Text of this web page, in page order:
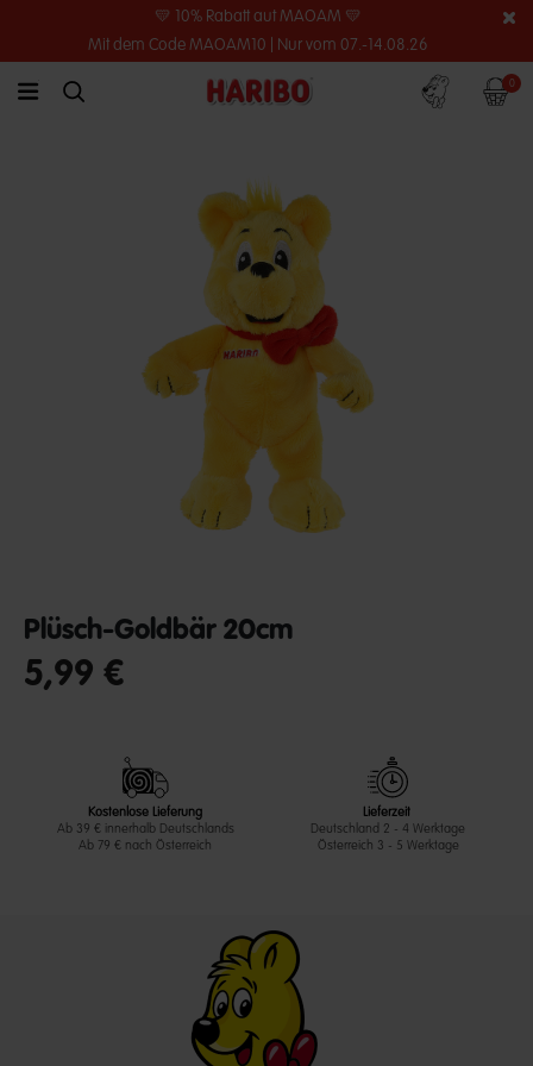
💛 10% Rabatt auf MAOAM 💛
Mit dem Code MAOAM10 | Nur vom 07.-14.08.26
link.header.menu.label
simplesearch.search.label
Konto 0
Plüsch-Goldbär 20cm
undefined out of 5 Customer Rating
5,99 €
Kostenlose Lieferung
Ab 39 € innerhalb Deutschlands
Ab 79 € nach Österreich
Lieferzeit
Deutschland 2 - 4 Werktage
Österreich 3 - 5 Werktage